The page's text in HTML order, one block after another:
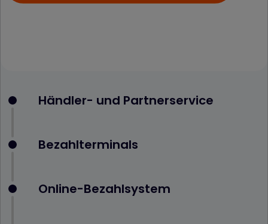
Händler- und Partnerservice
Bezahlterminals
Online-Bezahlsystem